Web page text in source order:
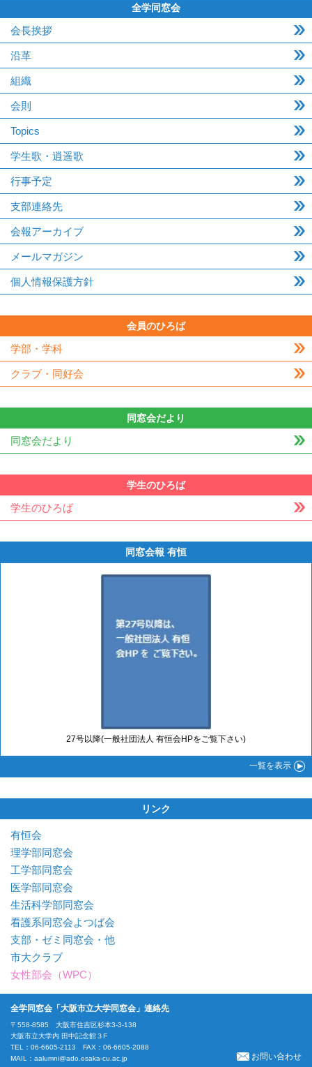
全学同窓会
会長挨拶
沿革
組織
会則
Topics
学生歌・逍遥歌
行事予定
支部連絡先
会報アーカイブ
メールマガジン
個人情報保護方針
会員のひろば
学部・学科
クラブ・同好会
同窓会だより
同窓会だより
学生のひろば
学生のひろば
同窓会報 有恒
27号以降(一般社団法人 有恒会HPをご覧下さい)
一覧を表示
リンク
有恒会
理学部同窓会
工学部同窓会
医学部同窓会
生活科学部同窓会
看護系同窓会よつば会
支部・ゼミ同窓会・他
市大クラブ
女性部会（WPC）
全学同窓会「大阪市立大学同窓会」連絡先
〒558-8585 大阪市住吉区杉本3-3-138
大阪市立大学内 田中記念館３F
TEL：06-6605-2113 FAX：06-6605-2088
MAIL： aalumni@ado.osaka-cu.ac.jp お問い合わせ